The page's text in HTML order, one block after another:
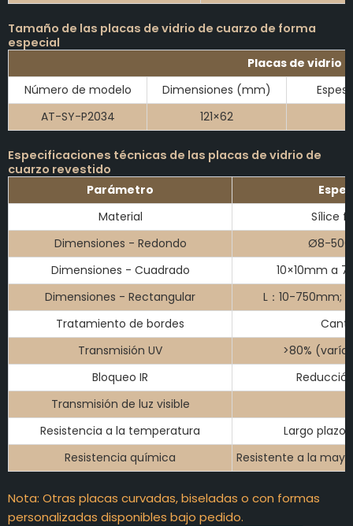
Tamaño de las placas de vidrio de cuarzo de forma
especial
Placas de vidrio
Número de modelo
Dimensiones (mm)
AT-SY-P2034
121×62
Especificaciones técnicas de las placas de vidrio de
cuarzo revestido
Parámetro
Material
Sílice
Dimensiones - Redondo
Ø8-500
Dimensiones - Cuadrado
10×10mm a
Dimensiones - Rectangular
L：10-750mm;
Tratamiento de bordes
Transmisión UV
>80%
Bloqueo IR
Transmisión de luz visible
Resistencia a la temperatura
Largo plazo:
Resistencia química
Resistente a la
Nota: Otras placas curvadas, biseladas o con formas
personalizadas disponibles bajo pedido.